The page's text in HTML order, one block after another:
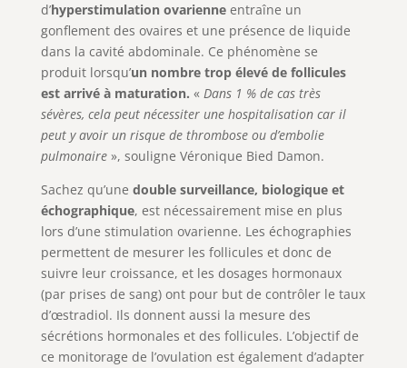
d’hyperstimulation ovarienneentraîne un
gonflement des ovaires et une présence de liquide
dans la cavité abdominale. Ce phénomène se
produit lorsqu’un nombre trop élevé de follicules
est arrivé à maturation. «Dans 1 % de cas très
sévères, cela peut nécessiter une hospitalisation car il
peut y avoir un risque de thrombose ou d’embolie
pulmonaire », souligne Véronique Bied Damon.
Sachez qu’une double surveillance, biologique et
échographique, est nécessairement mise en plus
lors d’une stimulation ovarienne. Les échographies
permettent de mesurer les follicules et donc de
suivre leur croissance, et les dosages hormonaux
(par prises de sang) ont pour but de contrôler le taux
d’œstradiol. Ils donnent aussi la mesure des
sécrétions hormonales et des follicules. L’objectif de
ce monitorage de l’ovulation est également d’adapter